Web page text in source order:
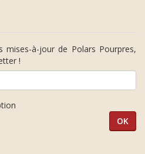
à-jour de Polars Pourpres,
!